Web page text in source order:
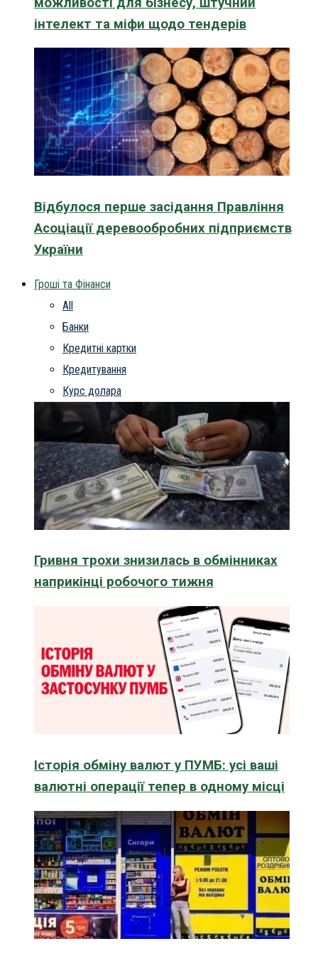
інтелект та міфи щодо тендерів
Відбулося перше засідання Правління
Асоціації деревообробних підприємств
України
Гроші та Фінанси
All
Банки
Кредитні картки
Кредитування
Курс долара
Гривня трохи знизилась в обмінниках
наприкінці робочого тижня
Історія обміну валют у ПУМБ: усі ваші
валютні операції тепер в одному місці